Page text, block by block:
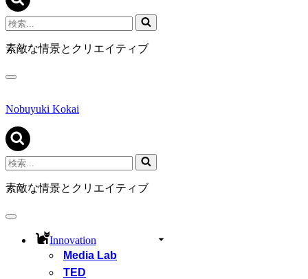
検
索...
素敵な情景とクリエイティブ
ナ
ゲ
シ
ョ
ン
メ
ニ
ュ
Nobuyuki Kokai
検
索...
素敵な情景とクリエイティブ
ナ
Innovation
Media Lab
TED